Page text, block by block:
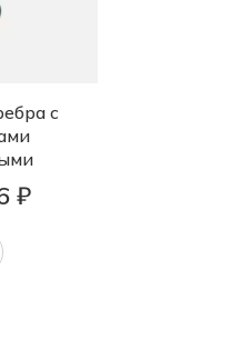
с
₽